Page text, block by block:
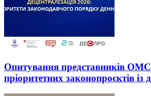
Опитування представників
пріоритетних законопроєктів із